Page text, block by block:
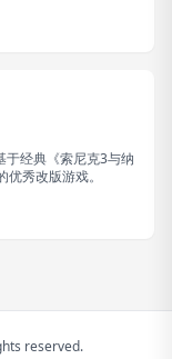
于经典《索尼克3与纳
秀改版游戏。
reserved.